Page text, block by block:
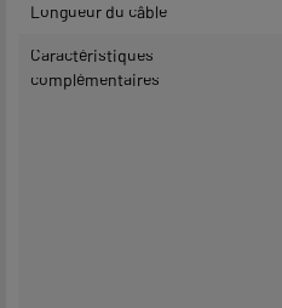
Longueur du câble
Caractéristiques
complémentaires